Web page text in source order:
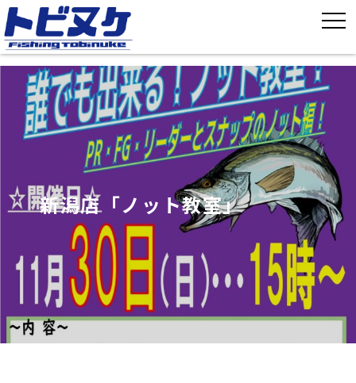
新潟店「ノット教室」